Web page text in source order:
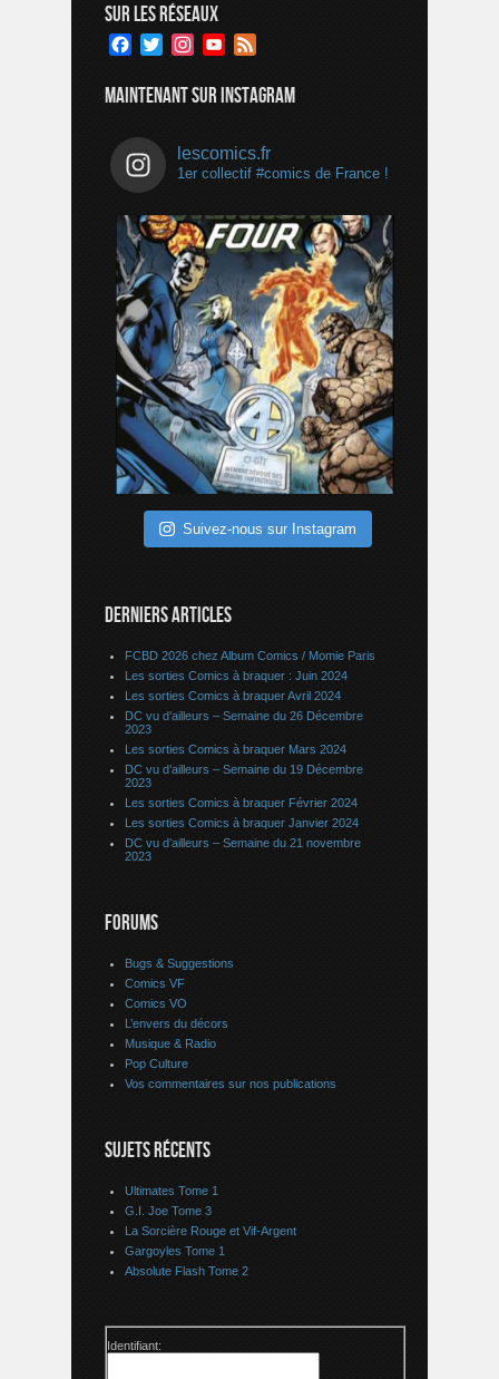
SUR LES RÉSEAUX
Facebook
TwitterInstagramYouTube
MAINTENANT SUR INSTAGRAM
lescomics.fr
1er collectif #comics de France !
Suivez-nous sur Instagram
DERNIERS ARTICLES
FCBD 2026 chez Album Comics / Momie Paris
Les sorties Comics à braquer : Juin 2024
Les sorties Comics à braquer Avril 2024
DC vu d’ailleurs – Semaine du 26 Décembre
2023
Les sorties Comics à braquer Mars 2024
DC vu d’ailleurs – Semaine du 19 Décembre
2023
Les sorties Comics à braquer Février 2024
Les sorties Comics à braquer Janvier 2024
DC vu d’ailleurs – Semaine du 21 novembre
2023
FORUMS
Bugs & Suggestions
Comics VF
Comics VO
L’envers du décors
Musique & Radio
Pop Culture
Vos commentaires sur nos publications
SUJETS RÉCENTS
Ultimates Tome 1
G.I. Joe Tome 3
La Sorcière Rouge et Vif-Argent
Gargoyles Tome 1
Absolute Flash Tome 2
Identifiant: